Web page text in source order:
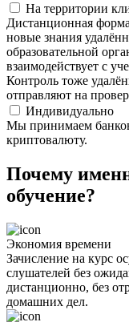
На территории
Дистанционная
новые знания
образовательной
взаимодействует с
Контроль тоже
отправляют на
Индивидуально
Мы принимаем
криптовалюту.
Почему
обучение?
Экономия времени
Зачисление на курс
слушателей без
дистанционно, без
домашних дел.